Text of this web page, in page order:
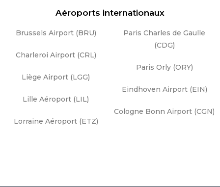
Aéroports internationaux
Brussels Airport (BRU)
Charleroi Airport (CRL)
Liège Airport (LGG)
Lille Aéroport (LIL)
Lorraine Aéroport (ETZ)
Paris Charles de Gaulle
(CDG)
Paris Orly (ORY)
Eindhoven Airport (EIN)
Cologne Bonn Airport (CGN)